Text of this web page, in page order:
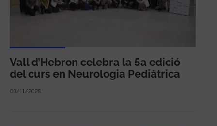
Vall d’Hebron celebra la 5a edició
del curs en Neurologia Pediàtrica
03/11/2025